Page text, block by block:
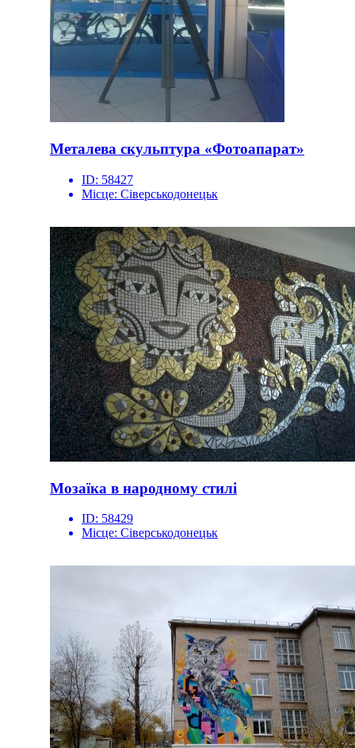
Металева скульптура «Фотоапарат»
ID: 58427
Місце: Сіверськодонецьк
Мозаїка в народному стилі
ID: 58429
Місце: Сіверськодонецьк